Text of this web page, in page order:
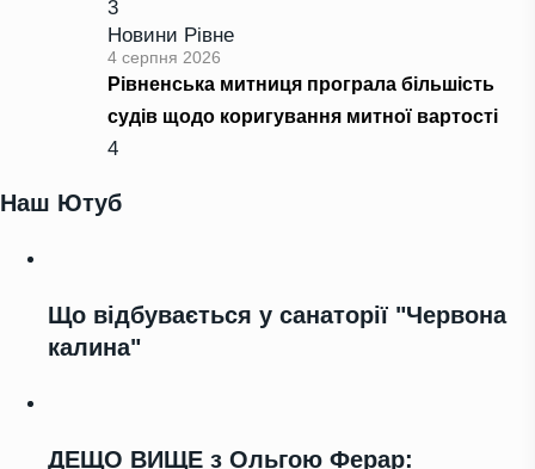
3
Новини Рівне
4 серпня 2026
Рівненська митниця програла більшість
судів щодо коригування митної вартості
4
Наш Ютуб
Що відбувається у санаторії "Червона
калина"
ДЕЩО ВИЩЕ з Ольгою Ферар: